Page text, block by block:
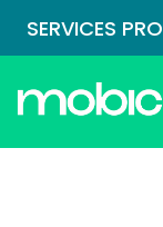
SERVICES PRO